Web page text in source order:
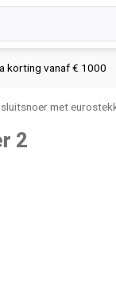
vanaf € 1000
met
2